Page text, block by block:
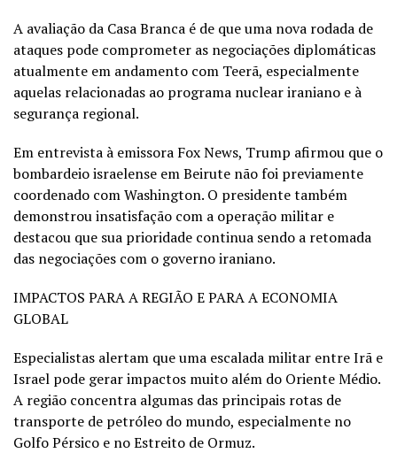
A avaliação da Casa Branca é de que uma nova rodada de
ataques pode comprometer as negociações diplomáticas
atualmente em andamento com Teerã, especialmente
aquelas relacionadas ao programa nuclear iraniano e à
segurança regional.
Em entrevista à emissora Fox News, Trump afirmou que o
bombardeio israelense em Beirute não foi previamente
coordenado com Washington. O presidente também
demonstrou insatisfação com a operação militar e
destacou que sua prioridade continua sendo a retomada
das negociações com o governo iraniano.
IMPACTOS PARA A REGIÃO E PARA A ECONOMIA
GLOBAL
Especialistas alertam que uma escalada militar entre Irã e
Israel pode gerar impactos muito além do Oriente Médio.
A região concentra algumas das principais rotas de
transporte de petróleo do mundo, especialmente no
Golfo Pérsico e no Estreito de Ormuz.